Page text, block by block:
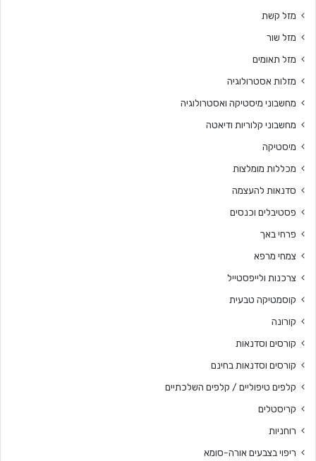
מזל קשת
מזל שור
מזל תאומים
מזלות אסטרולוגיה
מחשבוני מיסטיקה ואסטרולוגיה
מחשבוני קלוריות ודיאטה
מיסטיקה
מכללות מומלצות
סדנאות להעצמה
פסטיבלים וכנסים
פרחי באך
צמחי מרפא
צרכנות ולייפסטייל
קוסמטיקה טבעית
קורונה
קורסים וסדנאות
קורסים וסדנאות בחינם
קלפים טיפוליים / קלפים השלכתיים
קריסטלים
רוחניות
ריפוי בצבעים אורה-סומא